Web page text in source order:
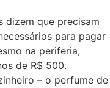
dizem que precisam
para pagar
na periferia,
de R$ 500.
– o perfume de